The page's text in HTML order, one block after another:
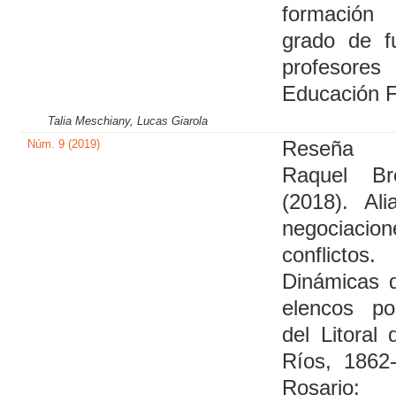
grado de
Educación
Talia Meschiany, Lucas Giarola
Núm. 9 (2019)
Raquel
(2018).
conflictos.
Dinámicas
elencos
del Litoral
Ríos,
Rosario: